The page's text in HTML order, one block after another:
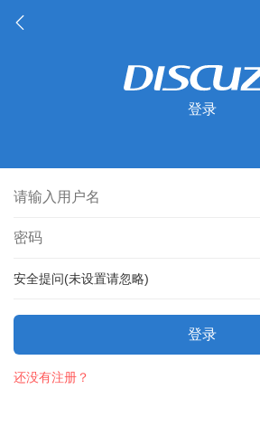
登录
安全提问(未设置请忽略)
登录
还没有注册？